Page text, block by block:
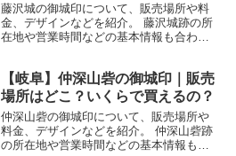
藤沢城の御城印について、販売場所や料
金、デザインなどを紹介。 藤沢城跡の所
在地や営業時間などの基本情報も合わせ
【岐阜】仲深山砦の御城印｜販売
場所はどこ？いくらで買えるの？
仲深山砦の御城印について、販売場所や
料金、デザインなどを紹介。 仲深山砦跡
の所在地や営業時間などの基本情報も合